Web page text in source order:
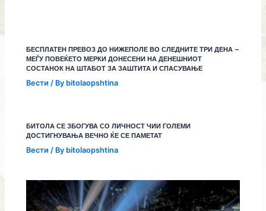
БЕСПЛАТЕН ПРЕВОЗ ДО НИЖЕПОЛЕ ВО СЛЕДНИТЕ ТРИ ДЕНА –
МЕЃУ ПОВЕЌЕТО МЕРКИ ДОНЕСЕНИ НА ДЕНЕШНИОТ
СОСТАНОК НА ШТАБОТ ЗА ЗАШТИТА И СПАСУВАЊЕ
Вести / By bitolaopshtina
БИТОЛА СЕ ЗБОГУВА СО ЛИЧНОСТ ЧИИ ГОЛЕМИ
ДОСТИГНУВАЊА ВЕЧНО ЌЕ СЕ ПАМЕТАТ
Вести / By bitolaopshtina